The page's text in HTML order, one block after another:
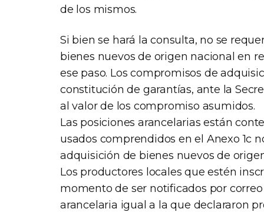
de los mismos.
Si bien se hará la consulta, no se
bienes nuevos de origen nacional en
ese paso. Los compromisos de
constitución de garantías, ante la
al valor de los compromiso asumidos.
Las posiciones arancelarias están
usados comprendidos en el Anexo 1c
adquisición de bienes nuevos de
Los productores locales que estén
momento de ser notificados por
arancelaria igual a la que declararon